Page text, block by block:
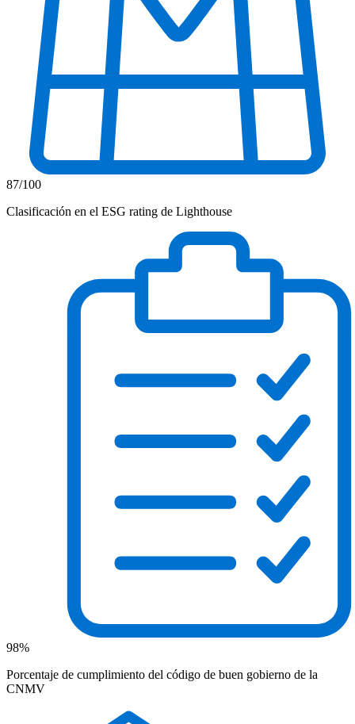
87/100
Clasificación en el ESG rating de Lighthouse
98%
Porcentaje de cumplimiento del código de buen gobierno de la
CNMV